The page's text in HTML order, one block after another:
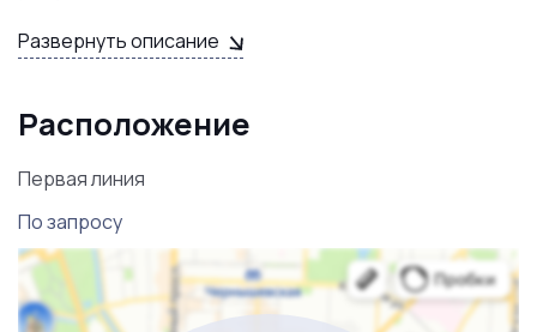
Магазин отличается удобным внутренним и внешним
покупок. Здесь установлено современное торговое
кассовые аппараты, что облегчает процесс
обслуживания клиентов. Квалифицированный и
приветливый персонал всегда готов помочь
покупателям с выбором товаров, что способствует
высокой лояльности клиентов и регулярному
Развернуть описание
Расположение
Первая линия
По запросу